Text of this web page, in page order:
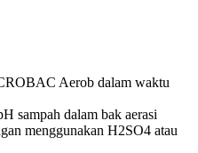
Aerob dalam waktu
sampah dalam bak aerasi
menggunakan H2SO4 atau